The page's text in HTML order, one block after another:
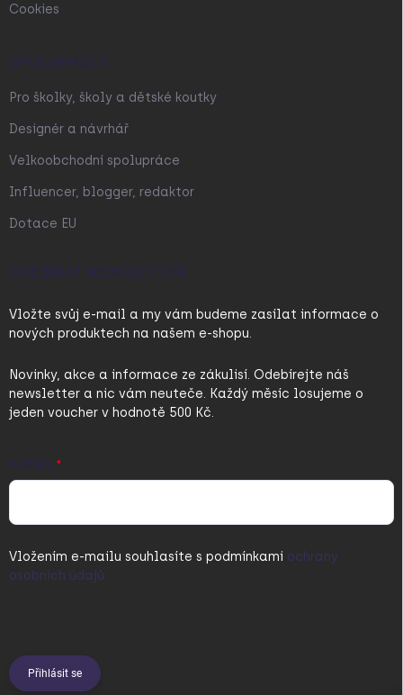
Cookies
SPOLUPRÁCE
Pro školky, školy a dětské koutky
Designér a návrhář
Velkoobchodní spolupráce
Influencer, blogger, redaktor
Dotace EU
ODEBÍRAT NEWSLETTER
Vložte svůj e-mail a my vám budeme zasílat informace o
nových produktech na našem e-shopu.
Novinky, akce a informace ze zákulisí. Odebírejte náš
newsletter a nic vám neuteče. Každý měsíc losujeme o
jeden voucher v hodnotě 500 Kč.
E-MAIL
Vložením e-mailu souhlasíte s podmínkami ochrany
osobních údajů
Přihlásit se